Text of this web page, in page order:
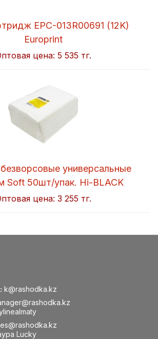
EPC-013R00691 (12K)
Europrint
цена: 5 535 тг.
универсальные
Soft 50шт/упак. Hi-BLACK
цена: 3 255 тг.
k@rashodka.kz
Lucky